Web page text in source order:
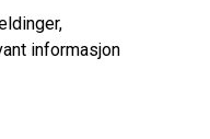
informasjon